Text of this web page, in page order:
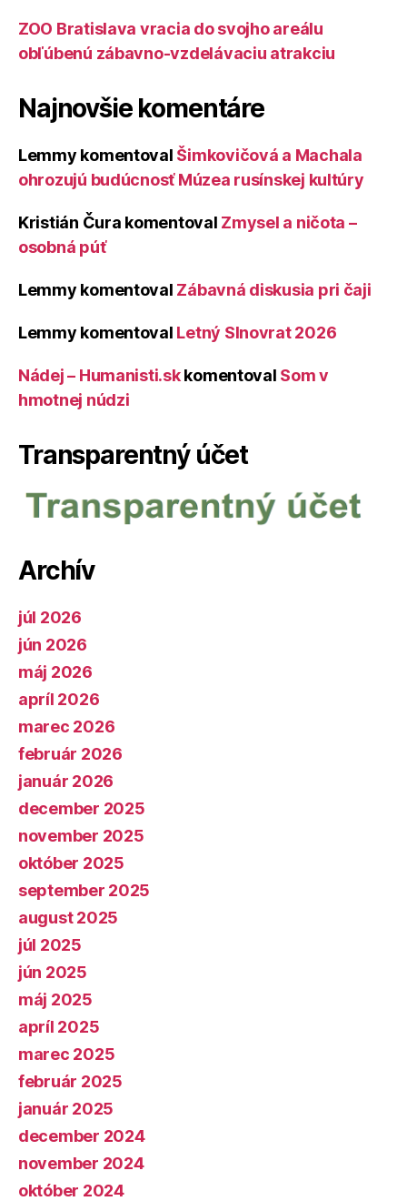
ZOO Bratislava vracia do svojho areálu
obľúbenú zábavno-vzdelávaciu atrakciu
Najnovšie komentáre
Lemmy komentoval Šimkovičová a Machala
ohrozujú budúcnosť Múzea rusínskej kultúry
Kristián Čura komentoval Zmysel a ničota –
osobná púť
Lemmy komentoval Zábavná diskusia pri čaji
Lemmy komentoval Letný Slnovrat 2026
Nádej – Humanisti.skkomentoval Som v
hmotnej núdzi
Transparentný účet
Archív
júl 2026
jún 2026
máj 2026
apríl 2026
marec 2026
február 2026
január 2026
december 2025
november 2025
október 2025
september 2025
august 2025
júl 2025
jún 2025
máj 2025
apríl 2025
marec 2025
február 2025
január 2025
december 2024
november 2024
október 2024